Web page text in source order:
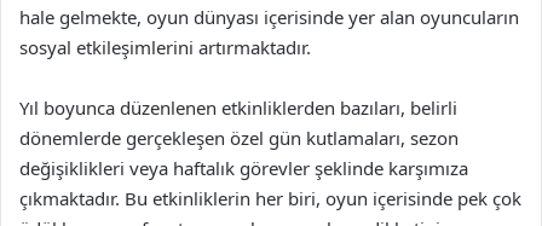
hale gelmekte, oyun dünyası içerisinde yer alan oyuncuların
sosyal etkileşimlerini artırmaktadır.
Yıl boyunca düzenlenen etkinliklerden bazıları, belirli
dönemlerde gerçekleşen özel gün kutlamaları, sezon
değişiklikleri veya haftalık görevler şeklinde karşımıza
çıkmaktadır. Bu etkinliklerin her biri, oyun içerisinde pek çok